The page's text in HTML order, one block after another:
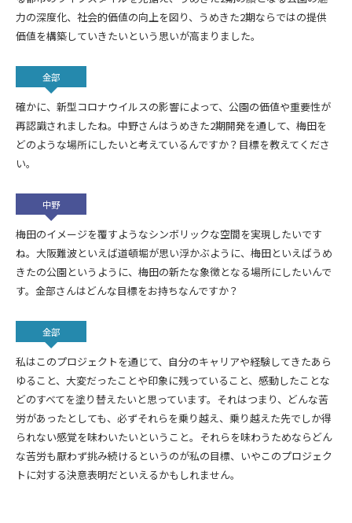
力の深度化、社会的価値の向上を図り、うめきた2期ならではの提供
価値を構築していきたいという思いが高まりました。
金部
確かに、新型コロナウイルスの影響によって、公園の価値や重要性が
再認識されましたね。中野さんはうめきた2期開発を通して、梅田を
どのような場所にしたいと考えているんですか？目標を教えてくださ
い。
中野
梅田のイメージを覆すようなシンボリックな空間を実現したいです
ね。大阪難波といえば道頓堀が思い浮かぶように、梅田といえばうめ
きたの公園というように、梅田の新たな象徴となる場所にしたいんで
す。金部さんはどんな目標をお持ちなんですか？
金部
私はこのプロジェクトを通じて、自分のキャリアや経験してきたあら
ゆること、大変だったことや印象に残っていること、感動したことな
どのすべてを塗り替えたいと思っています。それはつまり、どんな苦
労があったとしても、必ずそれらを乗り越え、乗り越えた先でしか得
られない感覚を味わいたいということ。それらを味わうためならどん
な苦労も厭わず挑み続けるというのが私の目標、いやこのプロジェク
トに対する決意表明だといえるかもしれません。